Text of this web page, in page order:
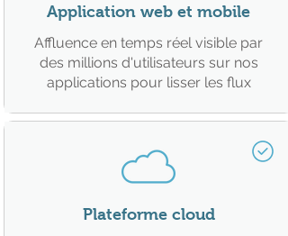
Application web et mobile
Affluence en temps réel visible par
des millions d'utilisateurs sur nos
applications pour lisser les flux
Plateforme cloud